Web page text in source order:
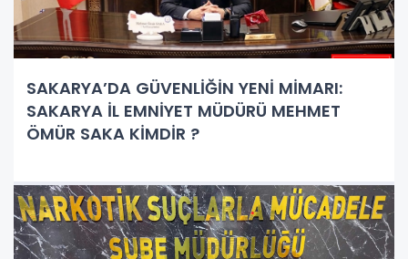
SAKARYA’DA GÜVENLİĞİN YENİ MİMARI:
SAKARYA İL EMNİYET MÜDÜRÜ MEHMET
ÖMÜR SAKA KİMDİR ?